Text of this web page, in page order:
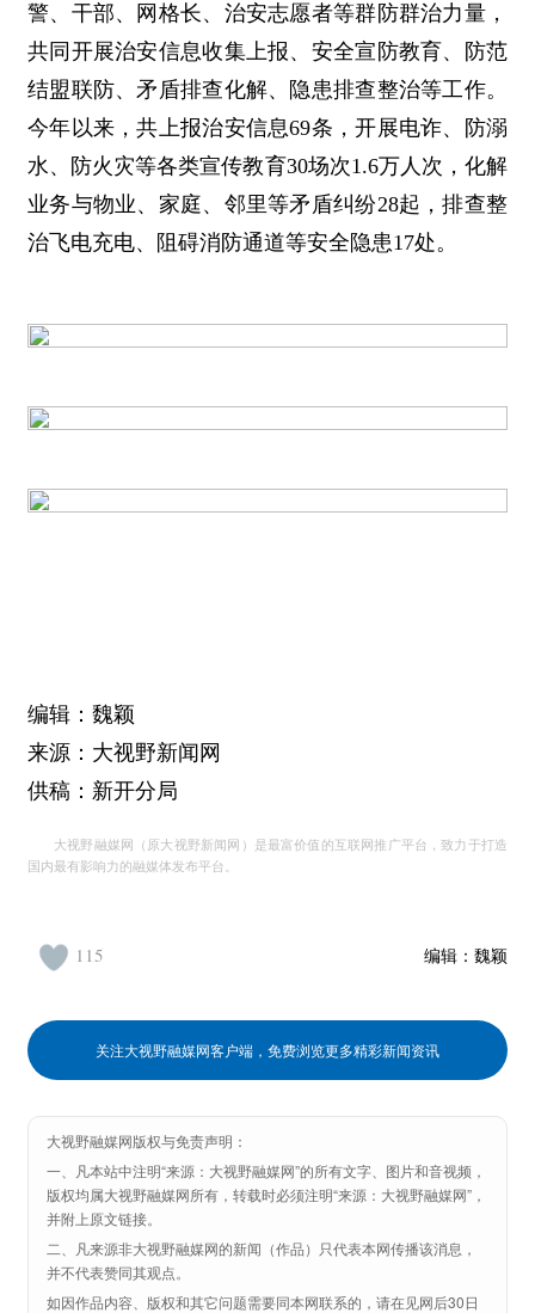
警、干部、网格长、治安志愿者等群防群治力量，
共同开展治安信息收集上报、安全宣防教育、防范
结盟联防、矛盾排查化解、隐患排查整治等工作。
今年以来，共上报治安信息69条，开展电诈、防溺
水、防火灾等各类宣传教育30场次1.6万人次，化解
业务与物业、家庭、邻里等矛盾纠纷28起，排查整
治飞电充电、阻碍消防通道等安全隐患17处。
编辑：魏颖
来源：大视野新闻网
供稿：新开分局
大视野融媒网（原大视野新闻网）是最富价值的互联网推广平台，致力于打造
国内最有影响力的融媒体发布平台。
编辑： 魏颖
115
关注大视野融媒网客户端，免费浏览更多精彩新闻资讯
大视野融媒网版权与免责声明：
一、凡本站中注明“来源：大视野融媒网”的所有文字、图片和音视频，
版权均属大视野融媒网所有，转载时必须注明“来源：大视野融媒网”，
并附上原文链接。
二、凡来源非大视野融媒网的新闻（作品）只代表本网传播该消息，
并不代表赞同其观点。
如因作品内容、版权和其它问题需要同本网联系的，请在见网后30日